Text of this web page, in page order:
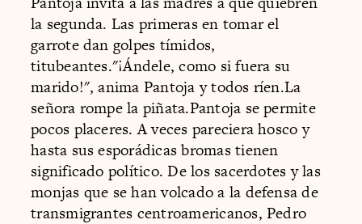
la segunda. Las primeras en tomar el
garrote dan golpes tímidos,
titubeantes."¡Ándele, como si fuera su
marido!", anima Pantoja y todos ríen.La
señora rompe la piñata.Pantoja se permite
pocos placeres. A veces pareciera hosco y
hasta sus esporádicas bromas tienen
significado político. De los sacerdotes y las
monjas que se han volcado a la defensa de
transmigrantes centroamericanos, Pedro